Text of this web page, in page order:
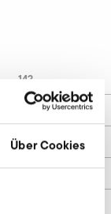
Über Cookies
142
160
200
234